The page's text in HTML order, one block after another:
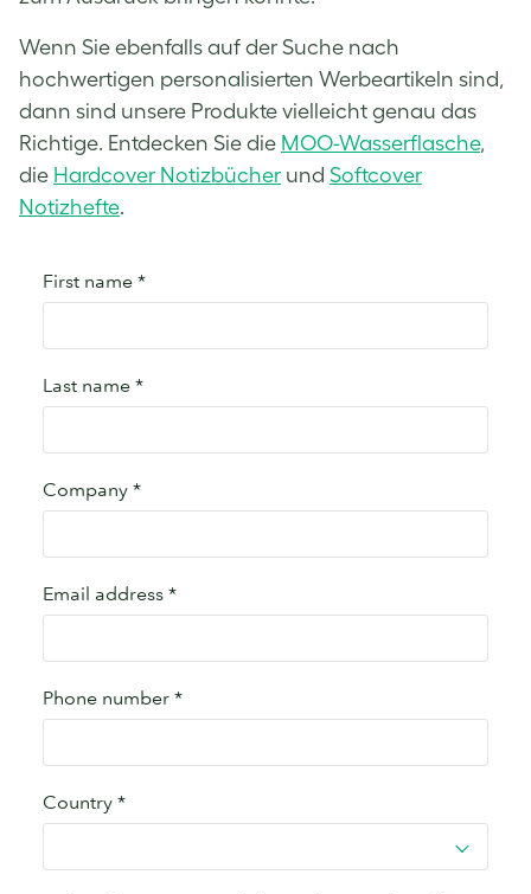
Wenn Sie ebenfalls auf der Suche nach
hochwertigen personalisierten Werbeartikeln sind,
dann sind unsere Produkte vielleicht genau das
Richtige. Entdecken Sie die MOO-Wasserflasche,
die Hardcover Notizbücher und Softcover
Notizhefte.